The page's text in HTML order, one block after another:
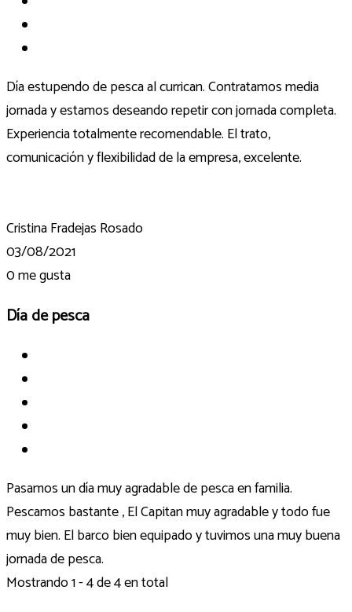
Día estupendo de pesca al currican. Contratamos media
jornada y estamos deseando repetir con jornada completa.
Experiencia totalmente recomendable. El trato,
comunicación y flexibilidad de la empresa, excelente.
Cristina Fradejas Rosado
03/08/2021
0me gusta
Día de pesca
Pasamos un día muy agradable de pesca en familia.
Pescamos bastante , El Capitan muy agradable y todo fue
muy bien. El barco bien equipado y tuvimos una muy buena
jornada de pesca.
Mostrando 1 - 4 de 4 en total